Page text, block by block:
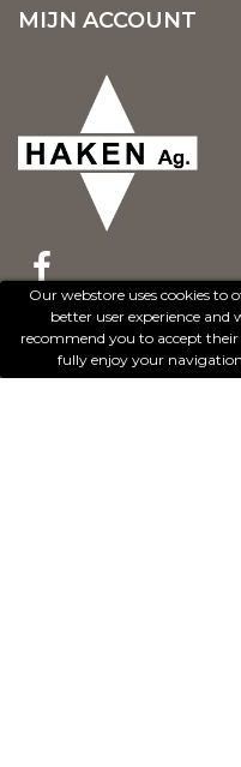
Our webstore uses cookies to
better user experience and
recommend you to accept their
fully enjoy your
MIJN ACCOUNT
© 2017 - Cheval
Création de sites